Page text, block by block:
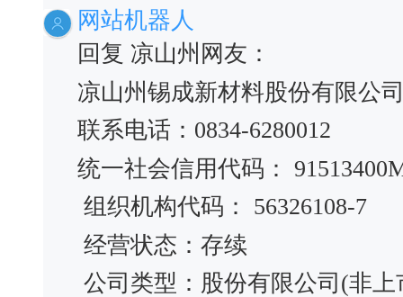
网站机器人
回复 凉山州网友：
凉山州锡成新材料股份有限公
联系电话：0834-6280012
统一社会信用代码：
组织机构代码： 56326108-7
经营状态：存续
公司类型：股份有限公司(非